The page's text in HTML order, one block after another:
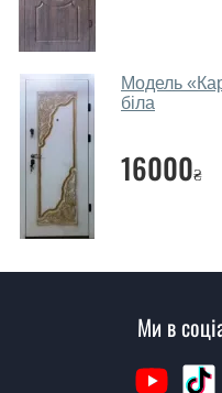
Скільки коштує
Виклик замірника-
Ви робите
Так робимо. Монтаж
згідно з чергою, у всі дні
Скільки
Як швидко
Модель
біла
16000₴
Ми в